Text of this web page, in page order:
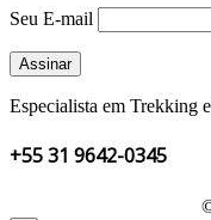
Seu E-mail
Especialista em Trekking
+55 31 9642-0345